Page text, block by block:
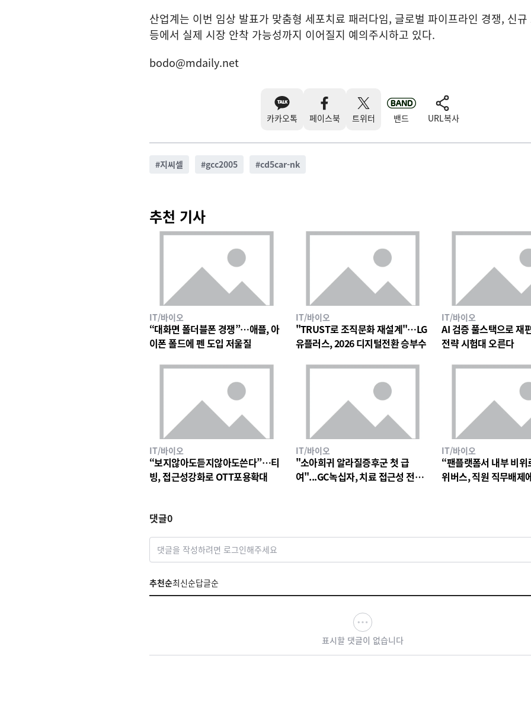
산업계는 이번 임상 발표가 맞춤형 세포치료 패러다임, 글로벌 파이프라인 경쟁, 신규
등에서 실제 시장 안착 가능성까지 이어질지 예의주시하고 있다.
bodo@mdaily.net
카카오톡 페이스북 트위터 밴드 URL복사
#지씨셀 #gcc2005 #cd5car-nk
추천 기사
IT/바이오
“대화면 폴더블폰 경쟁”…애플, 아
이폰 폴드에 펜 도입 저울질
IT/바이오
"TRUST로 조직문화 재설계"…LG
유플러스, 2026 디지털전환 승부수
IT/바이오
AI 검증 풀스택으로 재
전략 시험대 오른다
IT/바이오
“보지않아도듣지않아도쓴다”…티
빙, 접근성강화로 OTT포용확대
IT/바이오
"소아희귀 알라질증후군 첫 급
여"...GC녹십자, 치료 접근성 전환
IT/바이오
“팬플랫폼서 내부 비
위버스, 직원 직무배제
댓글0
댓글을 작성하려면 로그인해주세요
추천순최신순답글순
표시할 댓글이 없습니다